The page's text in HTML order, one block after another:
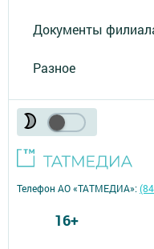
Документы
Разное
Телефон АО «ТАТМЕДИА»:
16+